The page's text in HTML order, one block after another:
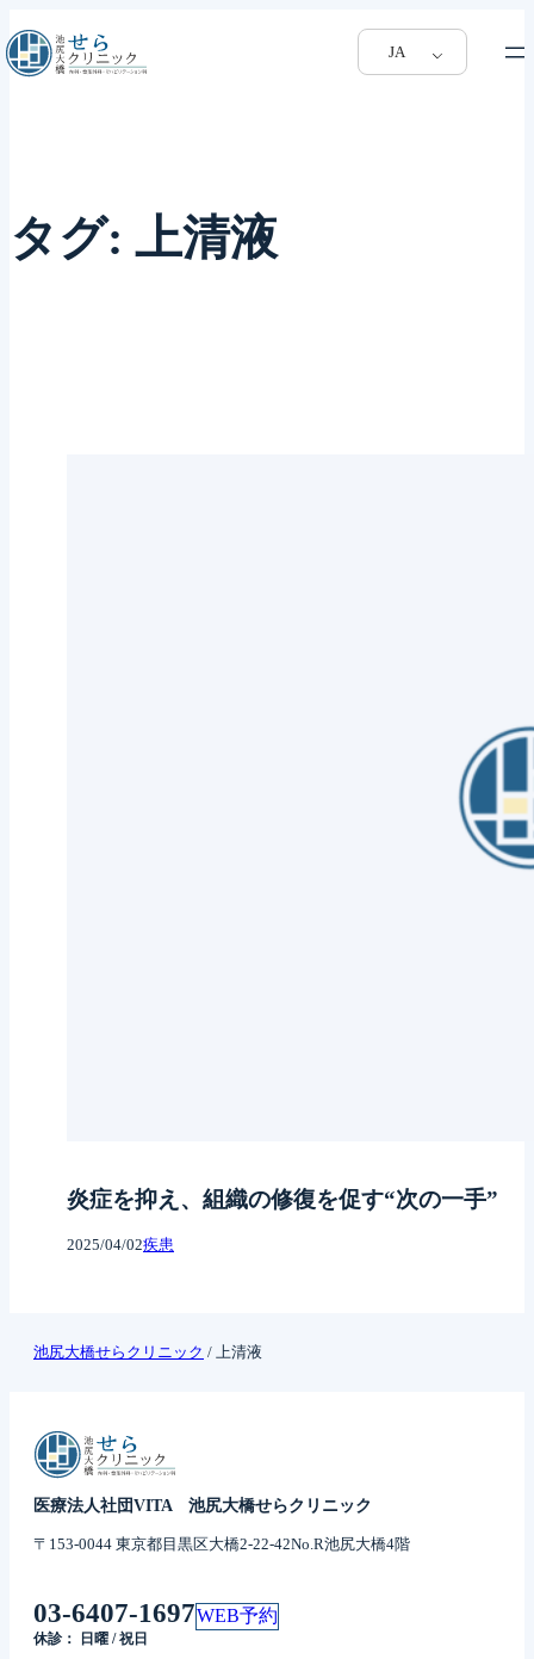
JA
タグ: 上清液
炎症を抑え、組織の修復を促す“次の一手”
2025/04/02疾患
池尻大橋せらクリニック / 上清液
医療法人社団VITA 池尻大橋せらクリニック
〒153-0044 東京都目黒区大橋2-22-42No.R池尻大橋4階
03-6407-1697
休診： 日曜 / 祝日
WEB予約